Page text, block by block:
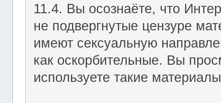
11.4. Вы осознаёте, что
не подвергнутые цензуре
имеют сексуальную
как оскорбительные. Вы
используете такие